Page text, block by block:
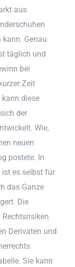
aus
Genau
täglich und
bei
Zeit
diese
der
Wie,
neuen
postete. In
es selbst für
das Ganze
Die
Derivaten und
Sie kann